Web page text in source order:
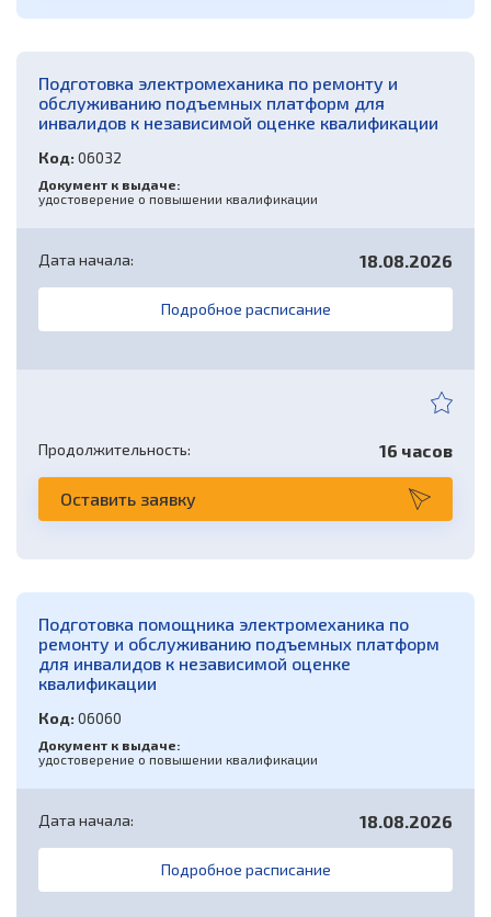
Подготовка электромеханика по ремонту и
обслуживанию подъемных платформ для
инвалидов к независимой оценке квалификации
Код: 06032
Документ к выдаче:
удостоверение о повышении квалификации
Дата начала: 18.08.2026
Подробное расписание
Продолжительность: 16 часов
Оставить заявку
Подготовка помощника электромеханика по
ремонту и обслуживанию подъемных платформ
для инвалидов к независимой оценке
квалификации
Код: 06060
Документ к выдаче:
удостоверение о повышении квалификации
Дата начала: 18.08.2026
Подробное расписание